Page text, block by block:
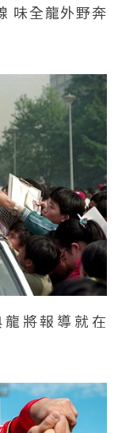
味全龍外野奔
將報導就在